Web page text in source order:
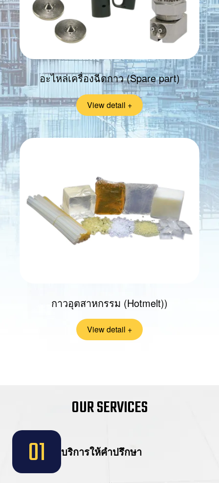
อะไหล่เครื่องฉีดกาว (Spare part)
View detail +
กาวอุตสาหกรรม (Hotmelt))
View detail +
OUR SERVICES
01 บริการให้คำปรึกษา